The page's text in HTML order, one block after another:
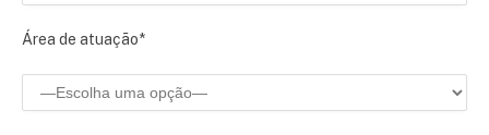
Área de atuação*